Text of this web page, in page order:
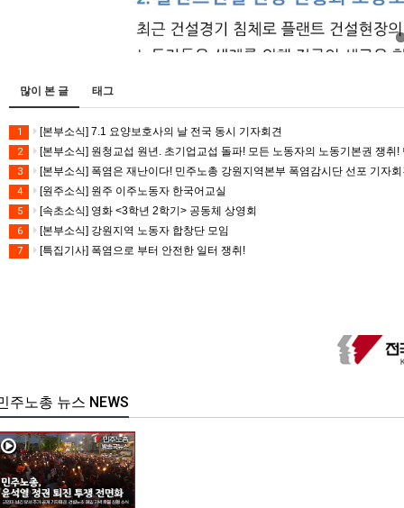
많이 본 글 태그
1 [본부소식] 7.1 요양보호사의 날 전국 동시 기자회견
2 [본부소식] 원청교섭 원년. 초기업교섭 돌파! 모든 노동자의 노동기본권 쟁취
3 [본부소식] 폭염은 재난이다! 민주노총 강원지역본부 폭염감시단 선포 기자
4 [원주소식] 원주 이주노동자 한국어교실
5 [속초소식] 영화 <3학년 2학기> 공동체 상영회
6 [본부소식] 강원지역 노동자 합창단 모임
7 [특집기사] 폭염으로 부터 안전한 일터 쟁취!
주노총 뉴스 NEWS